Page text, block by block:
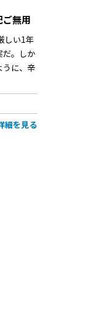
無用
しい1年
だ。しか
うに、辛
細を見る